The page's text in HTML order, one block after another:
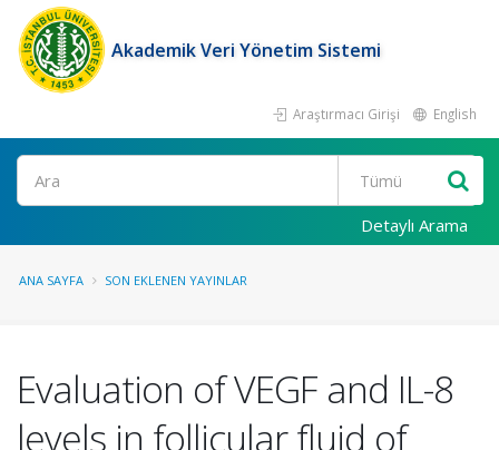
Akademik Veri Yönetim Sistemi
Araştırmacı Girişi English
Ara
Detaylı Arama
ANA SAYFA SON EKLENEN YAYINLAR
Evaluation of VEGF and IL-8
levels in follicular fluid of